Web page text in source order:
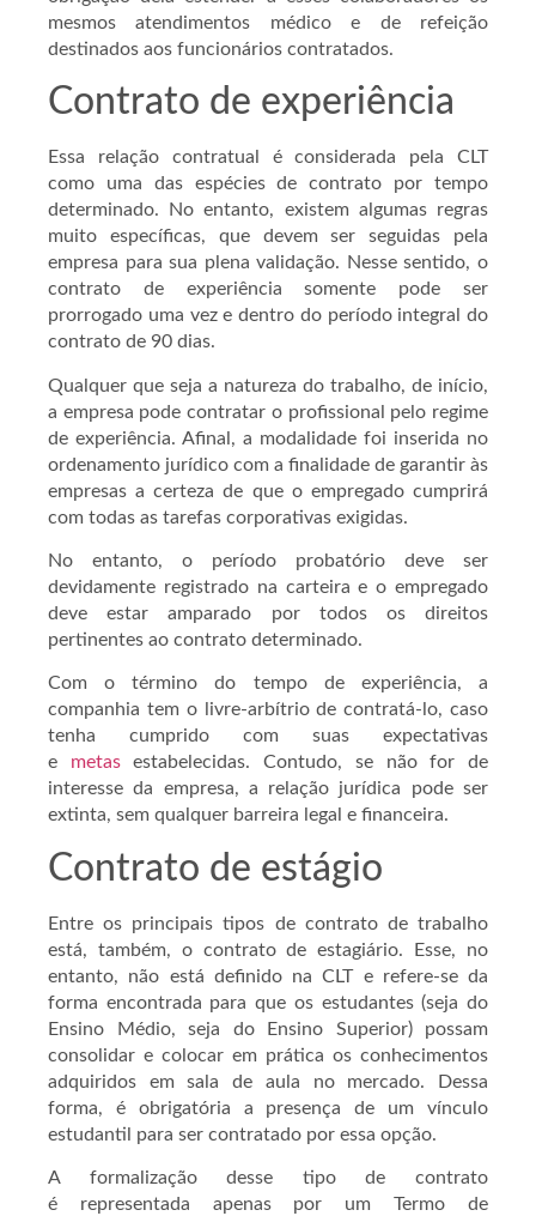
mesmos atendimentos médico e de refeição
destinados aos funcionários contratados.
Contrato de experiência
Essa relação contratual é considerada pela CLT
como uma das espécies de contrato por tempo
determinado. No entanto, existem algumas regras
muito específicas, que devem ser seguidas pela
empresa para sua plena validação. Nesse sentido, o
contrato de experiência somente pode ser
prorrogado uma vez e dentro do período integral do
contrato de 90 dias.
Qualquer que seja a natureza do trabalho, de início,
a empresa pode contratar o profissional pelo regime
de experiência. Afinal, a modalidade foi inserida no
ordenamento jurídico com a finalidade de garantir às
empresas a certeza de que o empregado cumprirá
com todas as tarefas corporativas exigidas.
No entanto, o período probatório deve ser
devidamente registrado na carteira e o empregado
deve estar amparado por todos os direitos
pertinentes ao contrato determinado.
Com o término do tempo de experiência, a
companhia tem o livre-arbítrio de contratá-lo, caso
tenha cumprido com suas expectativas
e metasestabelecidas. Contudo, se não for de
interesse da empresa, a relação jurídica pode ser
extinta, sem qualquer barreira legal e financeira.
Contrato de estágio
Entre os principais tipos de contrato de trabalho
está, também, o contrato de estagiário. Esse, no
entanto, não está definido na CLT e refere-se da
forma encontrada para que os estudantes (seja do
Ensino Médio, seja do Ensino Superior) possam
consolidar e colocar em prática os conhecimentos
adquiridos em sala de aula no mercado. Dessa
forma, é obrigatória a presença de um vínculo
estudantil para ser contratado por essa opção.
A formalização desse tipo de contrato
é representada apenas por um Termo de